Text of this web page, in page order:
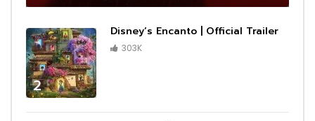
2
Disney’s Encanto | Official Trailer
303K